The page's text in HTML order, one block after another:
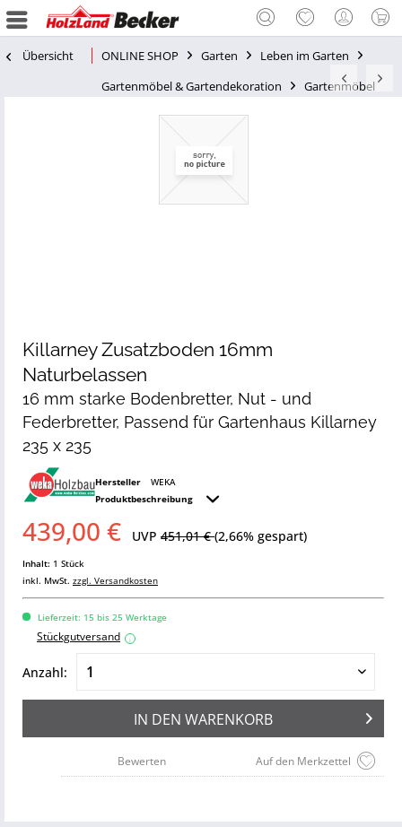
Übersicht ONLINE SHOP Garten
Leben im Garten
Gartenmöbel & Gartendekoration
Gartenmöbel
Killarney Zusatzboden 16mm
Naturbelassen
16 mm starke Bodenbretter, Nut - und
Federbretter, Passend für Gartenhaus Killarney
235 x 235
Hersteller
WEKA
Produktbeschreibung
439,00 € UVP 451,01 €(2,66% gespart)
Inhalt: 1 Stück
inkl. MwSt. zzgl. Versandkosten
Lieferzeit: 15 bis 25 Werktage
Stückgutversand i
Anzahl:
IN DEN WARENKORB
Auf den Merkzettel
Bewerten